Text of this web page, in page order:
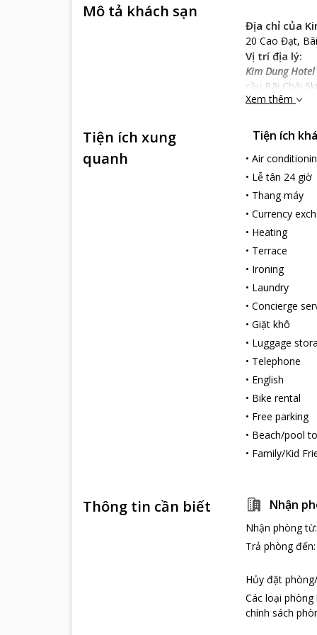
Mô tả khách sạn
Địa chỉ của
20 Cao Đạt,
Vị trí địa lý:
Kim Dung Hotel
cầu Bãi Chái
phá vẻ đẹp
Kim Dung Hotel
Đến với
Kim
Dịch vụ khách
Kim Dung Hotel
vực tiếp
vật dụng vệ
Khách sạn có
nhiều loại cà
Ngoài ra, ở
ngoại tệ…
Đội ngũ nhân
Nếu bạn lựa
Địa điểm du
Vịnh Hạ Long
Vịnh Hạ Long
và hang động
năm. Vịnh có
đảo và núi đá
Bãi biển Bãi
Bạn có thể
Xem thêm
Tiện ích xung
quanh
Tiện ích
• Air
• Lễ tân 24 giờ
• Thang máy
• Currency
• Heating
• Terrace
• Ironing
• Laundry
• Concierge
• Giặt khô
• Luggage
• Telephone
• English
• Bike rental
• Free parking
• Beach/pool
• Family/Kid
Thông tin cần biết Nhận
Nhận phòng từ:
Trả phòng đến:
Hủy đặt
Các loại
chính sách